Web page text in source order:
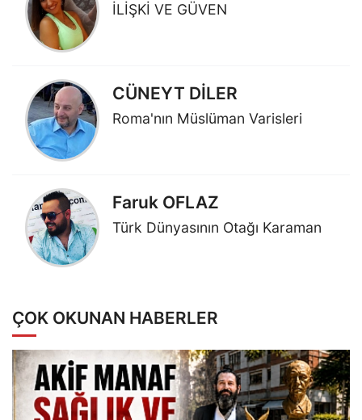
İLİŞKİ VE GÜVEN
CÜNEYT DİLER
Roma'nın Müslüman Varisleri
Faruk OFLAZ
Türk Dünyasının Otağı Karaman
ÇOK OKUNAN HABERLER